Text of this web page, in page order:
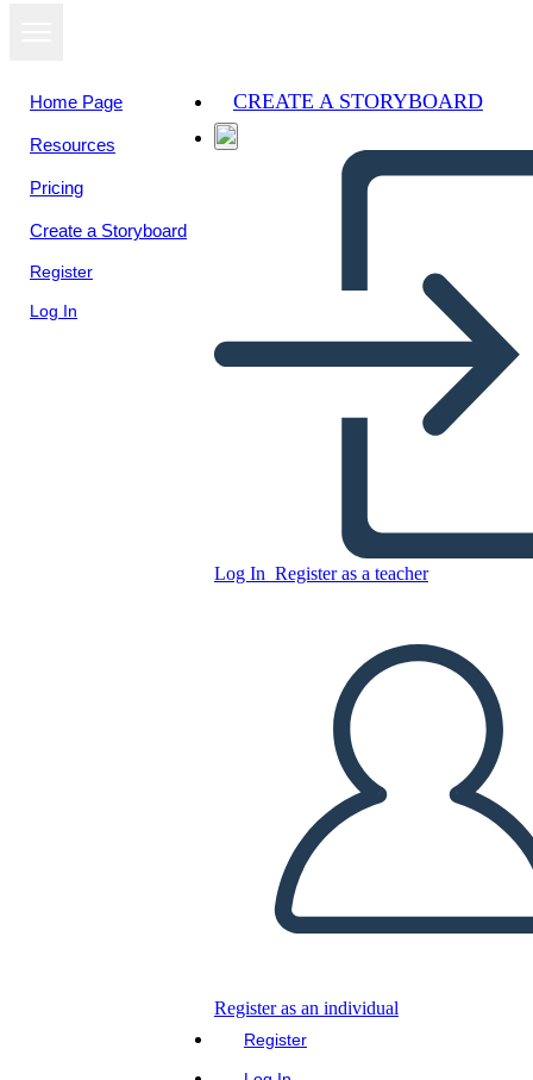
Home Page
Resources
Pricing
Create a Storyboard
Register
Log In
CREATE A STORYBOARD
Log In Register as a teacher
Register as an individual
Register
PLAY SLIDESHOW
READ TO ME